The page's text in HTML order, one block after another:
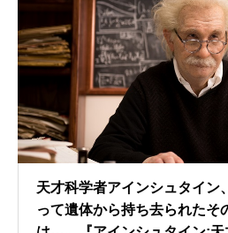
天才科学者アインシュタイン
って遺体から持ち去られたそ